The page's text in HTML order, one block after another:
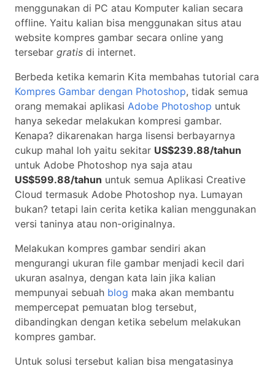
menggunakan di PC atau Komputer kalian secara
offline. Yaitu kalian bisa menggunakan situs atau
website kompres gambar secara online yang
tersebar gratis di internet.
Berbeda ketika kemarin Kita membahas tutorial cara
Kompres Gambar dengan Photoshop, tidak semua
orang memakai aplikasi Adobe Photoshop untuk
hanya sekedar melakukan kompresi gambar.
Kenapa? dikarenakan harga lisensi berbayarnya
cukup mahal loh yaitu sekitar US$239.88/tahun
untuk Adobe Photoshop nya saja atau
US$599.88/tahun untuk semua Aplikasi Creative
Cloud termasuk Adobe Photoshop nya. Lumayan
bukan? tetapi lain cerita ketika kalian menggunakan
versi taninya atau non-originalnya.
Melakukan kompres gambar sendiri akan
mengurangi ukuran file gambar menjadi kecil dari
ukuran asalnya, dengan kata lain jika kalian
mempunyai sebuah blog maka akan membantu
mempercepat pemuatan blog tersebut,
dibandingkan dengan ketika sebelum melakukan
kompres gambar.
Untuk solusi tersebut kalian bisa mengatasinya